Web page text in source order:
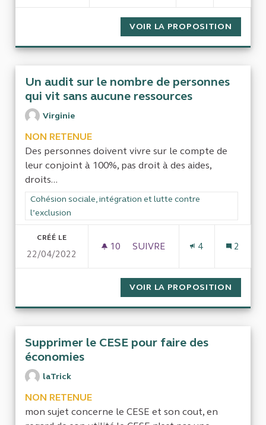
VOIR LA PROPOSITION
Un audit sur le nombre de personnes
qui vit sans aucune ressources
Virginie
NON RETENUE
Des personnes doivent vivre sur le compte de
leur conjoint à 100%, pas droit à des aides,
droits...
Filtrer les résultats de la catégorie : Cohésion sociale,
Cohésion sociale, intégration et lutte contre
l’exclusion
CRÉÉ LE
22/04/2022
10 10 ABONNÉS
SUIVRE
4 2
VOIR LA PROPOSITION
Supprimer le CESE pour faire des
économies
laTrick
NON RETENUE
mon sujet concerne le CESE et son cout, en